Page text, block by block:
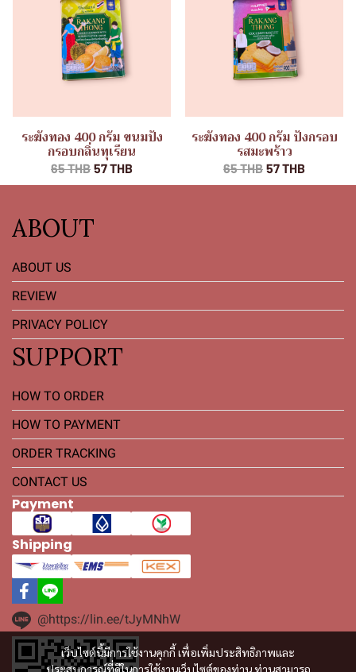
ระฆังทอง 400 กรัม ขนมปัง
กรอบกลิ่นทุเรียน
65 THB 57 THB
ระฆังทอง 400 กรัม ปังกรอบ
รสมะพร้าว
65 THB 57 THB
เว็บไซต์นี้มีการใช้งานคุกกี้ เพื่อเพิ่มประสิทธิภาพและ
ประสบการณ์ที่ดีในการใช้งานเว็บไซต์ของท่าน ท่านสามารถ
ABOUT
ABOUT US
REVIEW
PRIVACY POLICY
SUPPORT
HOW TO ORDER
HOW TO PAYMENT
ORDER TRACKING
CONTACT US
Payment
Shipping
@https://lin.ee/tJyMNhW